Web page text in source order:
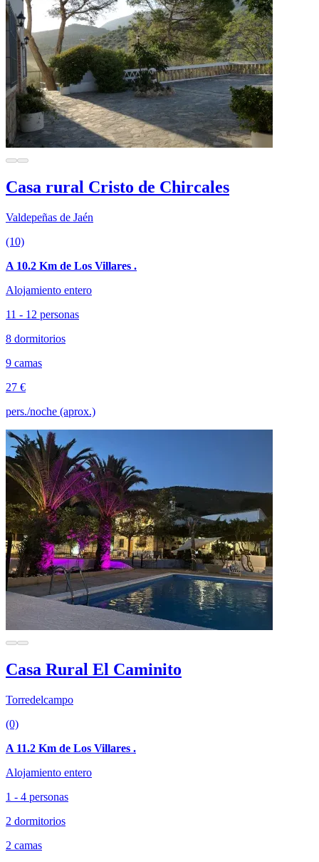
Casa rural Cristo de Chircales
Valdepeñas de Jaén
(10)
A 10.2 Km de Los Villares .
Alojamiento entero
11 - 12 personas
8 dormitorios
9 camas
27 €
pers./noche (aprox.)
Casa Rural El Caminito
Torredelcampo
(0)
A 11.2 Km de Los Villares .
Alojamiento entero
1 - 4 personas
2 dormitorios
2 camas